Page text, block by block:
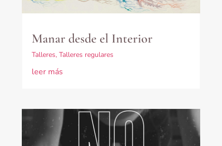
Manar desde el Interior
Talleres, Talleres regulares
leer más